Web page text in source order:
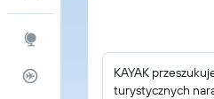
Status lotuKAYAK
turystycznych